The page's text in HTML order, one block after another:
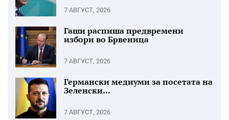
7 АВГУСТ, 2026
Гаши распиша предвремени
избори во Брвеница
7 АВГУСТ, 2026
Германски медиуми за посетата на
Зеленски...
7 АВГУСТ, 2026